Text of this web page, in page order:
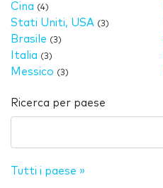
Cina (4)
Stati Uniti, USA (3)
Brasile (3)
Italia (3)
Messico (3)
Ricerca per paese
Tutti i paese »